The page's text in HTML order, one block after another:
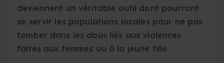
deviennent un véritable outil dont pourront
se servir les populations locales pour ne pas
tomber dans les abus liés aux violences
faites aux femmes ou à la jeune fille.